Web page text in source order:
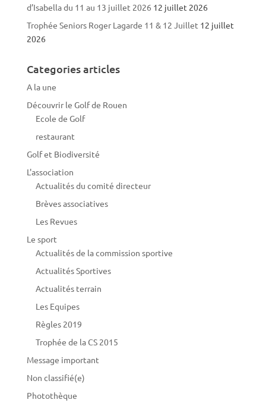
d’Isabella du 11 au 13 juillet 2026 12 juillet 2026
Trophée Seniors Roger Lagarde 11 & 12 Juillet 12 juillet
2026
Categories articles
A la une
Découvrir le Golf de Rouen
Ecole de Golf
restaurant
Golf et Biodiversité
L'association
Actualités du comité directeur
Brèves associatives
Les Revues
Le sport
Actualités de la commission sportive
Actualités Sportives
Actualités terrain
Les Equipes
Règles 2019
Trophée de la CS 2015
Message important
Non classifié(e)
Photothèque